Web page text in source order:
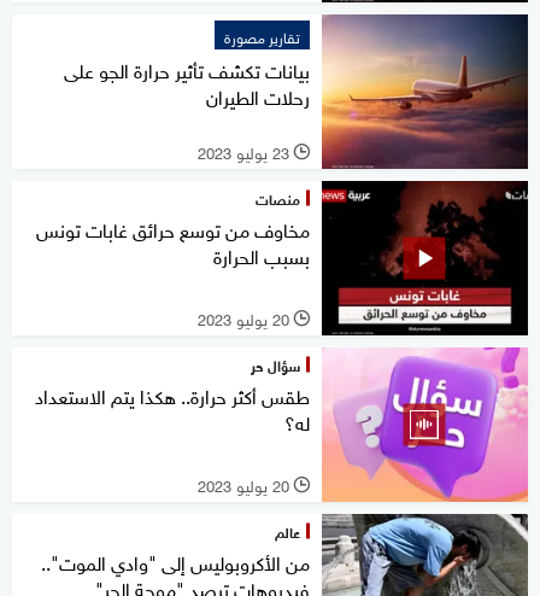
تقارير مصورة
بيانات تكشف تأثير حرارة الجو على
رحلات الطيران
l 23 يوليو 2023
منصات
مخاوف من توسع حرائق غابات تونس
بسبب الحرارة
l 20 يوليو 2023
سؤال حر
طقس أكثر حرارة.. هكذا يتم الاستعداد
له؟
l 20 يوليو 2023
عالم
من الأكروبوليس إلى "وادي الموت"..
فيديوهات ترصد "موجة الحر"